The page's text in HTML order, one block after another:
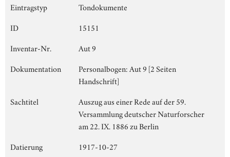
Eintragstyp
Tondokumente
ID
15151
Inventar-Nr.
Aut 9
Dokumentation
Personalbogen: Aut 9 [2 Seiten
Handschrift]
Sachtitel
Auszug aus einer Rede auf der 59.
Versammlung deutscher Naturforscher
am 22. IX. 1886 zu Berlin
Datierung
1917-10-27